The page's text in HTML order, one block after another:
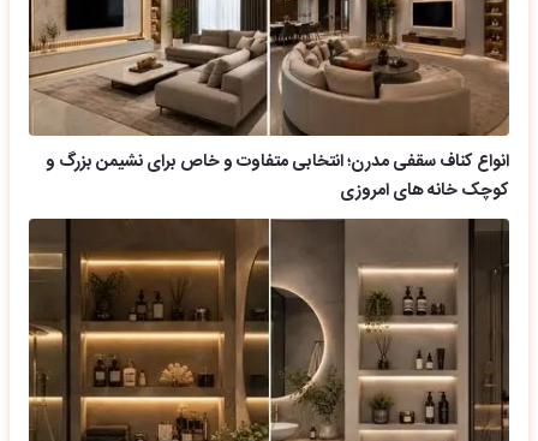
انواع کناف سقفی مدرن؛ انتخابی متفاوت و خاص برای نشیمن بزرگ و
کوچک خانه های امروزی